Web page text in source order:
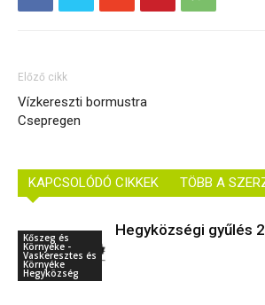
Előző cikk
Vízkereszti bormustra
Csepregen
KAPCSOLÓDÓ CIKKEK TÖBB A
Kőszeg és
Környéke -
Vaskeresztes és
Környéke
Hegyközség
Hegyközségi gyűlés